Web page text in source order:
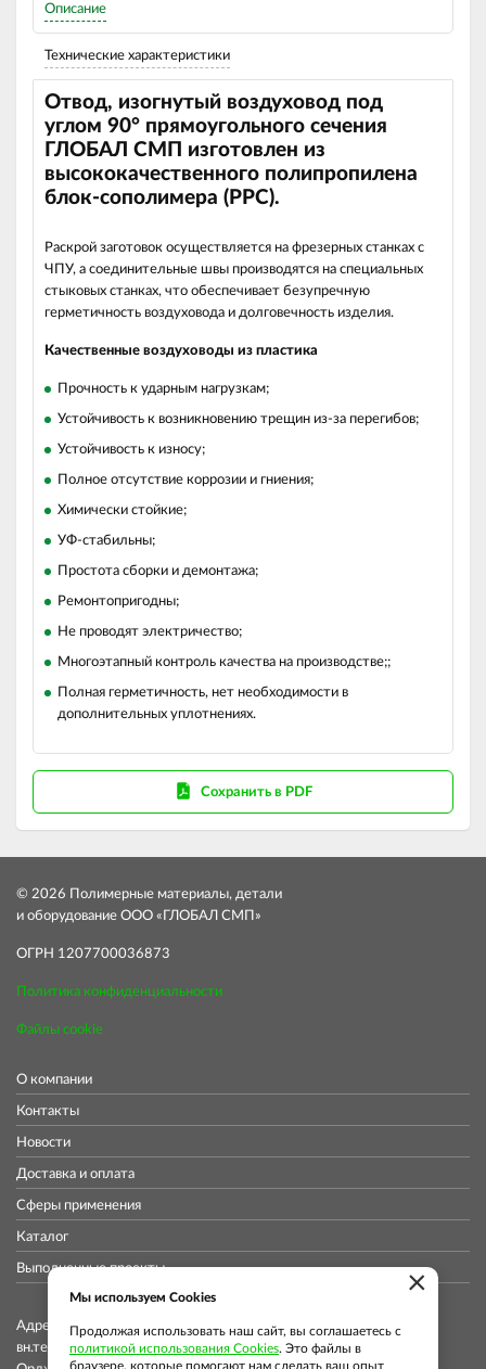
Описание
Технические характеристики
Отвод, изогнутый воздуховод под
углом 90° прямоугольного сечения
ГЛОБАЛ СМП изготовлен из
высококачественного полипропилена
блок-сополимера (РРС).
Раскрой заготовок осуществляется на фрезерных станках с
ЧПУ, а соединительные швы производятся на специальных
стыковых станках, что обеспечивает безупречную
герметичность воздуховода и долговечность изделия.
Качественные воздуховоды из пластика
Прочность к ударным нагрузкам;
Устойчивость к возникновению трещин из-за перегибов;
Устойчивость к износу;
Полное отсутствие коррозии и гниения;
Химически стойкие;
УФ-стабильны;
Простота сборки и демонтажа;
Ремонтопригодны;
Не проводят электричество;
Многоэтапный контроль качества на производстве;;
Полная герметичность, нет необходимости в
дополнительных уплотнениях.
Сохранить в PDF
© 2026 Полимерные материалы, детали
и оборудование ООО «ГЛОБАЛ СМП»
ОГРН 1207700036873
Политика конфиденциальности
Файлы cookie
О компании
Контакты
Новости
Доставка и оплата
Сферы применения
Каталог
Выполненные проекты
Адрес коммерческого отдела: 115419, Город Москва,
вн.тер.г. муниципальный округ Донской, ул
×
Мы используем Cookies
Продолжая использовать наш сайт, вы соглашаетесь с
политикой использования Cookies. Это файлы в
браузере, которые помогают нам сделать ваш опыт